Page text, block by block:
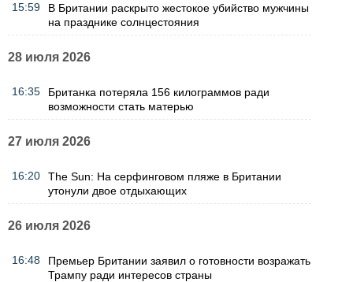
15:59
В Британии раскрыто жестокое убийство мужчины
на празднике солнцестояния
28 июля 2026
16:35
Британка потеряла 156 килограммов ради
возможности стать матерью
27 июля 2026
16:20
The Sun: На серфинговом пляже в Британии
утонули двое отдыхающих
26 июля 2026
16:48
Премьер Британии заявил о готовности возражать
Трампу ради интересов страны